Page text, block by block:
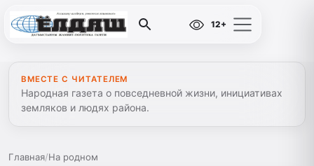
12+
ВМЕСТЕ С ЧИТАТЕЛЕМ
Народная газета о повседневной жизни, инициативах
земляков и людях района.
Главная/На родном